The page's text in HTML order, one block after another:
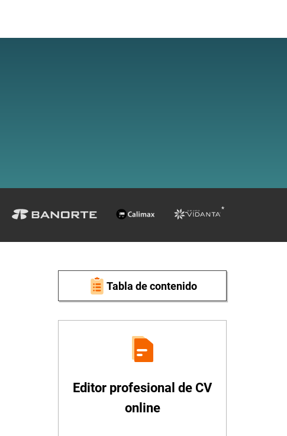
Tabla de contenido
Editor profesional de CV
online